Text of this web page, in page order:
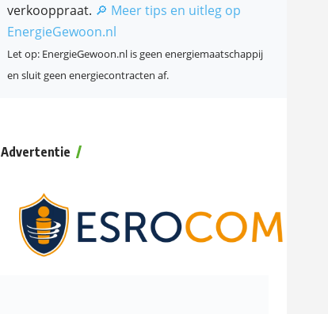
verkooppraat. 🔎 Meer tips en uitleg op
EnergieGewoon.nl
Let op: EnergieGewoon.nl is geen energiemaatschappij
en sluit geen energiecontracten af.
Advertentie